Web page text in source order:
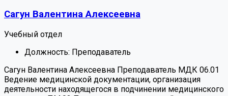
Сагун Валентина Алексеевна
Учебный отдел
Должность: Преподаватель
Сагун Валентина Алексеевна Преподаватель МДК 06.01
Ведение медицинской документации, организация
деятельности находящегося в подчинении медицинского